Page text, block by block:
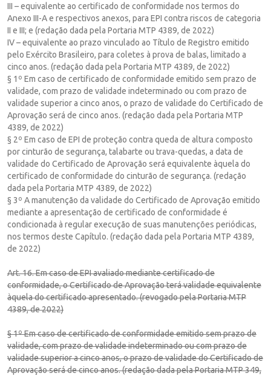
III – equivalente ao certificado de conformidade nos termos do
Anexo III-A e respectivos anexos, para EPI contra riscos de categoria
II e III; e (redação dada pela Portaria MTP 4389, de 2022)
IV – equivalente ao prazo vinculado ao Título de Registro emitido
pelo Exército Brasileiro, para coletes à prova de balas, limitado a
cinco anos. (redação dada pela Portaria MTP 4389, de 2022)
§ 1º Em caso de certificado de conformidade emitido sem prazo de
validade, com prazo de validade indeterminado ou com prazo de
validade superior a cinco anos, o prazo de validade do Certificado de
Aprovação será de cinco anos. (redação dada pela Portaria MTP
4389, de 2022)
§ 2º Em caso de EPI de proteção contra queda de altura composto
por cinturão de segurança, talabarte ou trava-quedas, a data de
validade do Certificado de Aprovação será equivalente àquela do
certificado de conformidade do cinturão de segurança. (redação
dada pela Portaria MTP 4389, de 2022)
§ 3º A manutenção da validade do Certificado de Aprovação emitido
mediante a apresentação de certificado de conformidade é
condicionada à regular execução de suas manutenções periódicas,
nos termos deste Capítulo. (redação dada pela Portaria MTP 4389,
de 2022)
Art. 16. Em caso de EPI avaliado mediante certificado de
conformidade, o Certificado de Aprovação terá validade equivalente
àquela do certificado apresentado. (revogado pela Portaria MTP
4389, de 2022)
§ 1º Em caso de certificado de conformidade emitido sem prazo de
validade, com prazo de validade indeterminado ou com prazo de
validade superior a cinco anos, o prazo de validade do Certificado de
Aprovação será de cinco anos. (redação dada pela Portaria MTP 349,